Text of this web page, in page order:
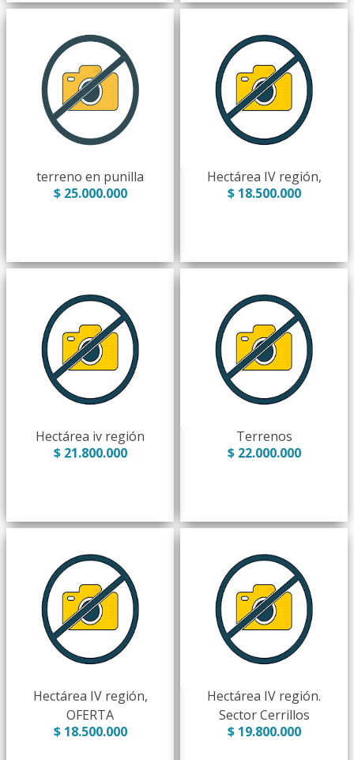
terreno en punilla
$ 25.000.000
Hectárea IV región,
$ 18.500.000
Hectárea iv región
$ 21.800.000
Terrenos
$ 22.000.000
Hectárea IV región,
OFERTA
$ 18.500.000
Hectárea IV región.
Sector Cerrillos
$ 19.800.000